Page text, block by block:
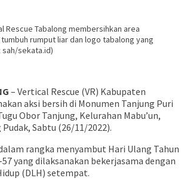
Rescue Tabalong membersihkan area
rumput liar dan logo tabalong yang
sekata.id)
– Vertical Rescue (VR) Kabupaten
aksi bersih di Monumen Tanjung Puri
Obor Tanjung, Kelurahan Mabu’un,
Sabtu (26/11/2022).
rangka menyambut Hari Ulang Tahun
yang dilaksanakan bekerjasama dengan
(DLH) setempat.